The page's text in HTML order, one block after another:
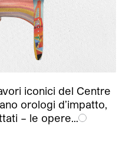
iconici del Centre
orologi d’impatto,
– le opere…